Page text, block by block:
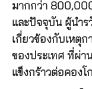
มากกว่า
และปัจจุบัน ผู้นำร
เกี่ยวข้องกับเหตุ
ของประเทศ ที่ผ่า
แข็งกร้าวต่อคองโก